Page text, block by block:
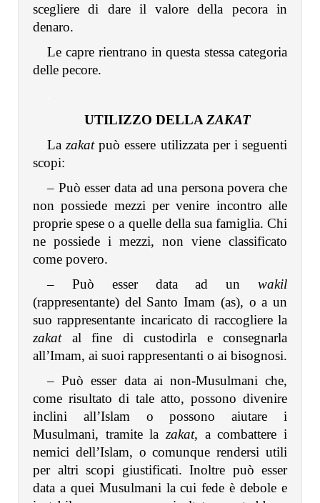
scegliere di dare il valore della pecora in
denaro.
Le capre rientrano in questa stessa categoria
delle pecore.
UTILIZZO DELLA ZAKAT
Lazakatpuò essere utilizzata per i seguenti
scopi:
– Può esser data ad una persona povera che
non possiede mezzi per venire incontro alle
proprie spese o a quelle della sua famiglia. Chi
ne possiede i mezzi, non viene classificato
come povero.
– Può esser data adunwakil
(rappresentante) del Santo Imam (as), o a un
suo rappresentante incaricato di raccogliere la
zakatal fine di custodirla e consegnarla
all’Imam, ai suoi rappresentanti o ai bisognosi.
– Può esser data ai non-Musulmani che,
come risultato di tale atto, possono divenire
inclini all’Islam o possono aiutare i
Musulmani, tramite la zakat, a combattere i
nemici dell’Islam, o comunque rendersi utili
per altri scopi giustificati. Inoltre può esser
data a quei Musulmani la cui fede è debole e